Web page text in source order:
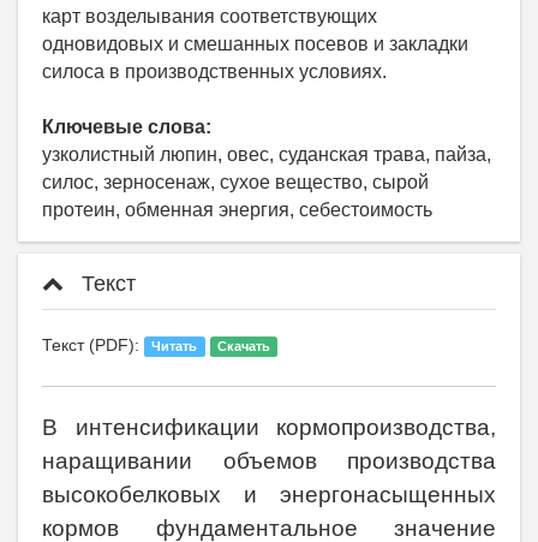
карт возделывания соответствующих
одновидовых и смешанных посевов и закладки
силоса в производственных условиях.
Ключевые слова:
узколистный люпин, овес, суданская трава, пайза,
силос, зерносенаж, сухое вещество, сырой
протеин, обменная энергия, себестоимость
Текст
Текст (PDF): Читать Скачать
В интенсификации кормопроизводства,
наращивании объемов производства
высокобелковых и энергонасыщенных
кормов фундаментальное значение